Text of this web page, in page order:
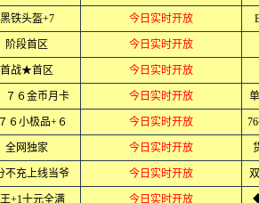
黑铁头盔+7 今日实时开放
阶段首区 今日实时开放
首战★首区 今日实时开放
７６金币月卡 今日实时开放
６小极品+６ 今日实时开放
全网独家 今日实时开放
不充上线当爷 今日实时开放
+1十元全满 今日实时开放